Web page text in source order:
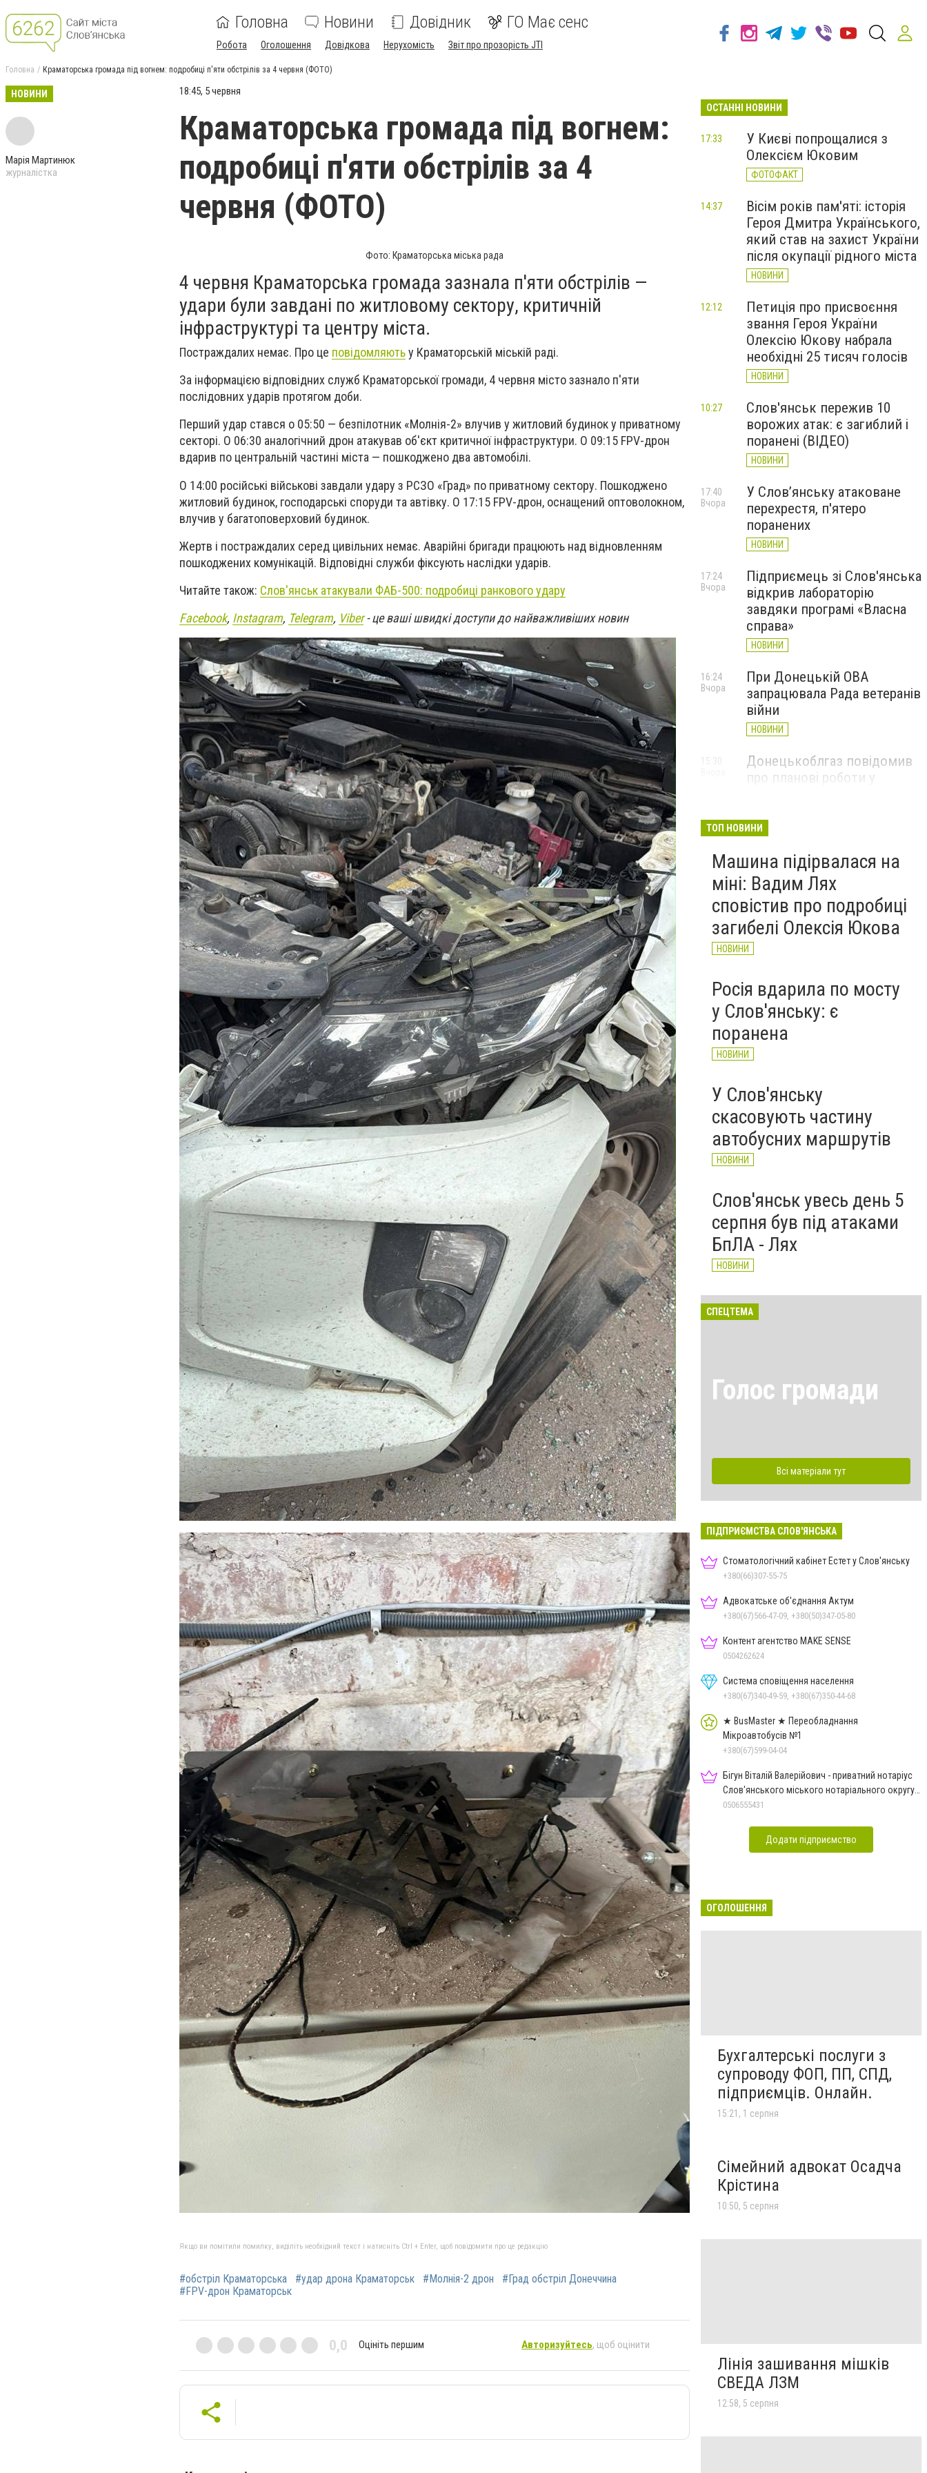
Головна Новини Довідник ГО Має сенс
Робота Оголошення Довідкова Нерухомість Звіт про прозорість JTI
Головна Краматорська громада під вогнем: подробиці п'яти обстрілів за 4 червня (ФОТО)
НОВИНИ
Марія Мартинюк
журналістка
18:45, 5 червня
Краматорська громада під вогнем:
подробиці п'яти обстрілів за 4
червня (ФОТО)
Фото: Краматорська міська рада
4 червня Краматорська громада зазнала п'яти обстрілів —
удари були завдані по житловому сектору, критичній
інфраструктурі та центру міста.
Постраждалих немає. Про це повідомляютьу Краматорській міській раді.
За інформацією відповідних служб Краматорської громади, 4 червня місто зазнало п'яти
послідовних ударів протягом доби.
Перший удар стався о 05:50 — безпілотник «Молнія-2» влучив у житловий будинок у приватному
секторі. О 06:30 аналогічний дрон атакував об'єкт критичної інфраструктури. О 09:15 FPV-дрон
вдарив по центральній частині міста — пошкоджено два автомобілі.
О 14:00 російські військові завдали удару з РСЗО «Град» по приватному сектору. Пошкоджено
житловий будинок, господарські споруди та автівку. О 17:15 FPV-дрон, оснащений оптоволокном,
влучив у багатоповерховий будинок.
Жертв і постраждалих серед цивільних немає. Аварійні бригади працюють над відновленням
пошкоджених комунікацій. Відповідні служби фіксують наслідки ударів.
Читайте також: Слов'янськ атакували ФАБ-500: подробиці ранкового удару
Facebook, Instagram, Telegram, Viber- це ваші швидкі доступи до найважливіших новин
Якщо ви помітили помилку, виділіть необхідний текст і натисніть Ctrl + Enter, щоб повідомити про це редакцію
#обстріл Краматорська #удар дрона Краматорськ #Молнія-2 дрон
#Град обстріл Донеччина
#FPV-дрон Краматорськ
0,0 Оцініть першим Авторизуйтесь, щоб оцінити
ОСТАННІ НОВИНИ
У Києві попрощалися з
Олексієм Юковим
ФОТОФАКТ
17:33
Вісім років пам'яті: історія
Героя Дмитра Українського,
який став на захист України
після окупації рідного міста
НОВИНИ
14:37
Петиція про присвоєння
звання Героя України
Олексію Юкову набрала
необхідні 25 тисяч голосів
НОВИНИ
12:12
Слов'янськ пережив 10
ворожих атак: є загиблий і
поранені (ВІДЕО)
НОВИНИ
10:27
У Слов’янську атаковане
перехрестя, п'ятеро
поранених
НОВИНИ
17:40
Вчора
Підприємець зі Слов'янська
відкрив лабораторію
завдяки програмі «Власна
справа»
НОВИНИ
17:24
Вчора
При Донецькій ОВА
запрацювала Рада ветеранів
війни
НОВИНИ
16:24
Вчора
Донецькоблгаз повідомив
про планові роботи у
НОВИНИ
15:30
ТОП НОВИНИ
Машина підірвалася на
міні: Вадим Лях
сповістив про подробиці
загибелі Олексія Юкова
НОВИНИ
Росія вдарила по мосту
у Слов'янську: є
поранена
НОВИНИ
У Слов'янську
скасовують частину
автобусних маршрутів
НОВИНИ
Слов'янськ увесь день 5
серпня був під атаками
БпЛА - Лях
НОВИНИ
СПЕЦТЕМА
Голос громади
Всі матеріали тут
ПІДПРИЄМСТВА СЛОВ'ЯНСЬКА
Стоматологічний кабінет Естет у Слов'янську
+380(66)307-55-75
Адвокатське об'єднання Актум
+380(67)566-47-09, +380(50)347-05-80
Контент агентство MAKE SENSE
0504262624
Система сповіщення населення
+380(67)340-49-59, +380(67)350-44-68
★ BusMaster ★ Переобладнання
Мікроавтобусів №1
+380(67)599-04-04
Бігун Віталій Валерійович - приватний нотаріус
Слов'янського міського нотаріального округу
Дон.обл.
0506555431
Додати підприємство
ОГОЛОШЕННЯ
Бухгалтерські послуги з
супроводу ФОП, ПП, СПД,
підприємців. Онлайн.
15:21, 1 серпня
Сімейний адвокат Осадча
Крістина
10:50, 5 серпня
Лінія зашивання мішків
СВЕДА ЛЗМ
12:58, 5 серпня